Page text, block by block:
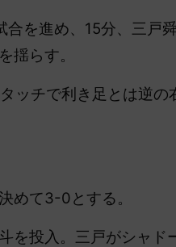
を進め、15分、三戸
揺らす。
ッチで利き足とは逆の
めて3-0とする。
投入。三戸がシャド